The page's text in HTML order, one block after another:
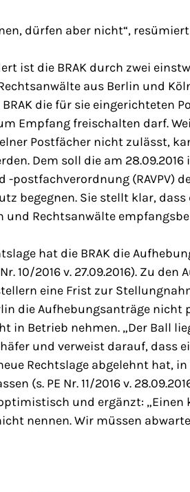
dürfen aber nicht“,
ist die BRAK durch zwei
aus Berlin und
die für sie eingerichteten
Empfang freischalten darf.
Postfächer nicht zulässt,
Dem soll die am
-postfachverordnung (RAVPV)
begegnen. Sie stellt klar,
und Rechtsanwälte
hat die BRAK die
10/2016 v. 27.09.2016). Zu
eine Frist zur
die Aufhebungsanträge
in Betrieb nehmen. „Der Ball
und verweist darauf, dass
Rechtslage abgelehnt hat,
(s. PE Nr. 11/2016 v.
und ergänzt:
nennen. Wir müssen